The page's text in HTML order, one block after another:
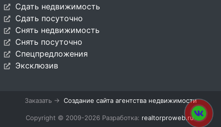
Сдать недвижимость
Сдать посуточно
Снять недвижимость
Снять посуточно
Спецпредложения
Эксклюзив
Заказать → Создание сайта агентства недвижимости
Copyright © 2009-2026 Разработка: realtorproweb.ru.